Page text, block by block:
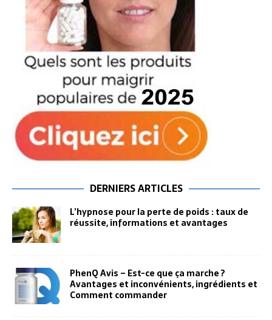
DERNIERS ARTICLES
L’hypnose pour la perte de poids : taux de
réussite, informations et avantages
PhenQ Avis – Est-ce que ça marche ?
Avantages et inconvénients, ingrédients et
Comment commander